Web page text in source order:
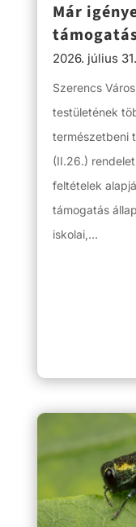
Már
2026. július 31.
Szerencs
testületének
természetbeni
(II.26.)
feltételek
támogatás
iskolai,...